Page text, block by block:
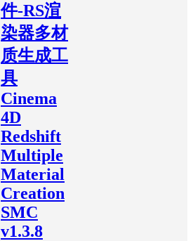
件-RS渲
染器多材
质生成工
具
Cinema
4D
Redshift
Multiple
Material
Creation
SMC
v1.3.8